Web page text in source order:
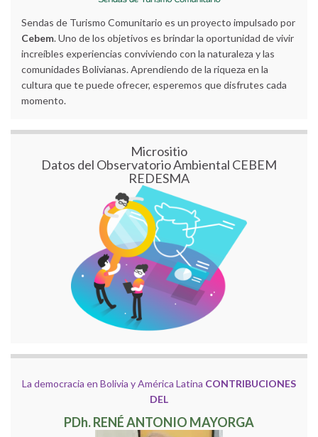
Sendas de Turismo Comunitario es un proyecto impulsado por
Cebem. Uno de los objetivos es brindar la oportunidad de vivir
increíbles experiencias conviviendo con la naturaleza y las
comunidades Bolivianas. Aprendiendo de la riqueza en la
cultura que te puede ofrecer, esperemos que disfrutes cada
momento.
Micrositio
Datos del Observatorio Ambiental CEBEM
REDESMA
La democracia en Bolivia y América Latina CONTRIBUCIONES
DEL
PDh. RENÉ ANTONIO MAYORGA